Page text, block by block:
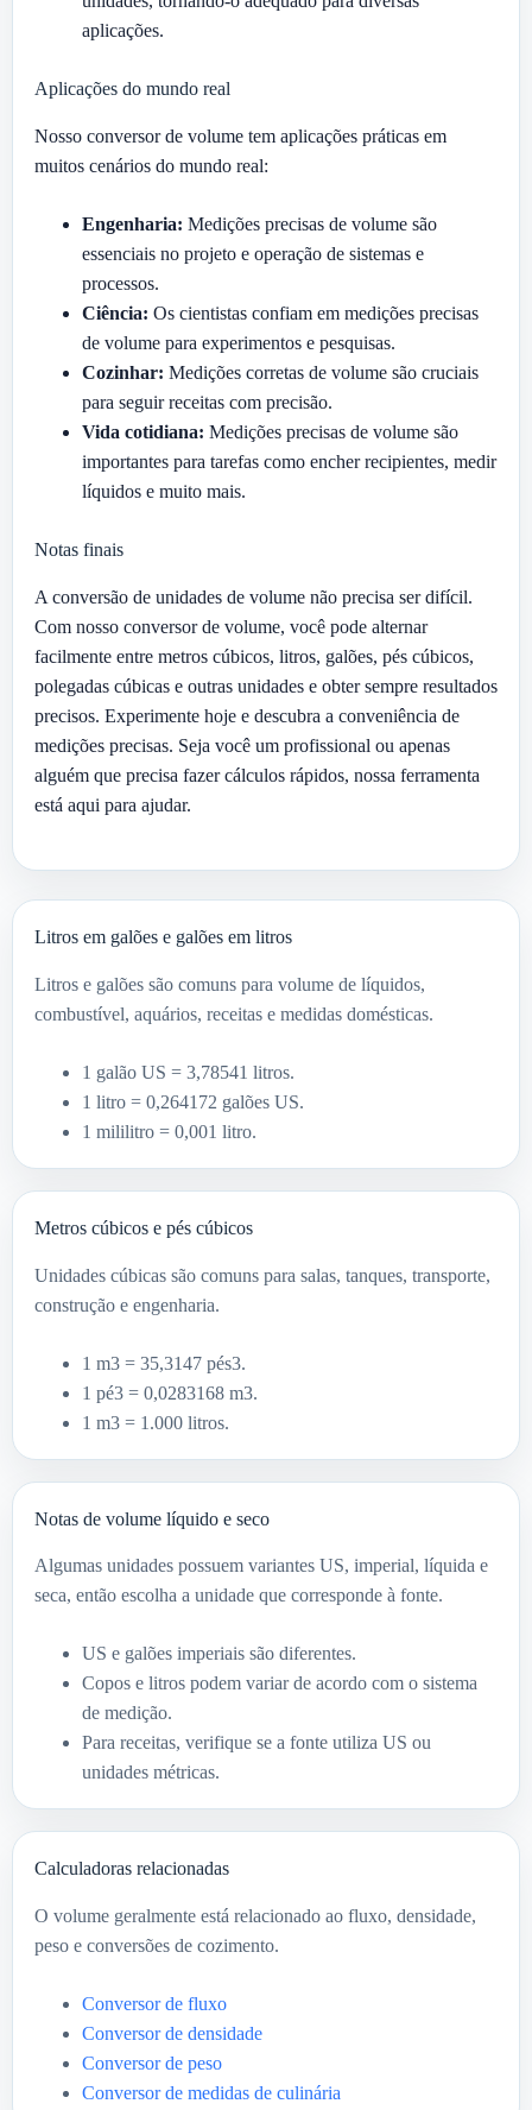
aplicações.
Aplicações do mundo real
Nosso conversor de volume tem aplicações práticas em
muitos cenários do mundo real:
Engenharia: Medições precisas de volume são
essenciais no projeto e operação de sistemas e
processos.
Ciência: Os cientistas confiam em medições precisas
de volume para experimentos e pesquisas.
Cozinhar: Medições corretas de volume são cruciais
para seguir receitas com precisão.
Vida cotidiana: Medições precisas de volume são
importantes para tarefas como encher recipientes, medir
líquidos e muito mais.
Notas finais
A conversão de unidades de volume não precisa ser difícil.
Com nosso conversor de volume, você pode alternar
facilmente entre metros cúbicos, litros, galões, pés cúbicos,
polegadas cúbicas e outras unidades e obter sempre resultados
precisos. Experimente hoje e descubra a conveniência de
medições precisas. Seja você um profissional ou apenas
alguém que precisa fazer cálculos rápidos, nossa ferramenta
está aqui para ajudar.
Litros em galões e galões em litros
Litros e galões são comuns para volume de líquidos,
combustível, aquários, receitas e medidas domésticas.
1 galão US = 3,78541 litros.
1 litro = 0,264172 galões US.
1 mililitro = 0,001 litro.
Metros cúbicos e pés cúbicos
Unidades cúbicas são comuns para salas, tanques, transporte,
construção e engenharia.
1 m3 = 35,3147 pés3.
1 pé3 = 0,0283168 m3.
1 m3 = 1.000 litros.
Notas de volume líquido e seco
Algumas unidades possuem variantes US, imperial, líquida e
seca, então escolha a unidade que corresponde à fonte.
US e galões imperiais são diferentes.
Copos e litros podem variar de acordo com o sistema
de medição.
Para receitas, verifique se a fonte utiliza US ou
unidades métricas.
Calculadoras relacionadas
O volume geralmente está relacionado ao fluxo, densidade,
peso e conversões de cozimento.
Conversor de fluxo
Conversor de densidade
Conversor de peso
Conversor de medidas de culinária